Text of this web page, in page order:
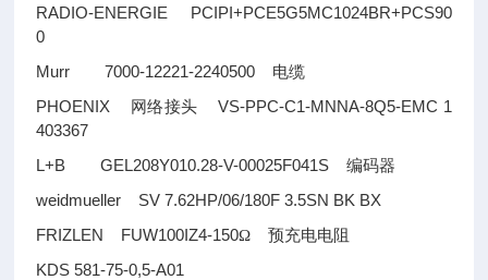
RADIO-ENERGIE PCIPI+PCE5G5MC1024BR+PCS90
0
Murr 7000-12221-2240500 电缆
PHOENIX 网络接头 VS-PPC-C1-MNNA-8Q5-EMC 1
403367
L+B GEL208Y010.28-V-00025F041S编码器
weidmueller SV 7.62HP/06/180F 3.5SN BK BX
FRIZLEN FUW100IZ4-150Ω 预充电电阻
KDS 581-75-0,5-A01